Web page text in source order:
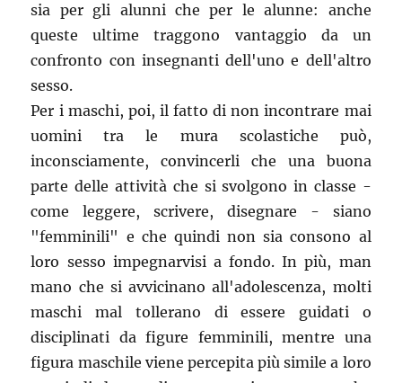
sia per gli alunni che per le alunne: anche
queste ultime traggono vantaggio da un
confronto con insegnanti dell'uno e dell'altro
sesso.
Per i maschi, poi, il fatto di non incontrare mai
uomini tra le mura scolastiche può,
inconsciamente, convincerli che una buona
parte delle attività che si svolgono in classe -
come leggere, scrivere, disegnare - siano
"femminili" e che quindi non sia consono al
loro sesso impegnarvisi a fondo. In più, man
mano che si avvicinano all'adolescenza, molti
maschi mal tollerano di essere guidati o
disciplinati da figure femminili, mentre una
figura maschile viene percepita più simile a loro